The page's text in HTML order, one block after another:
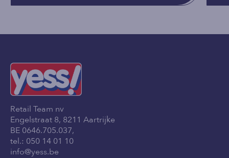
Retail Team nv
Engelstraat 8, 8211 Aartrijke
BE 0646.705.037,
tel.: 050 14 01 10
info@yess.be